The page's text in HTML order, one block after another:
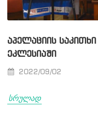
ᲐᲞᲔᲚᲐᲪᲘᲘᲡ
ᲔᲙᲚᲔᲡᲘᲐᲨᲘ
2022/09/02
სრულად